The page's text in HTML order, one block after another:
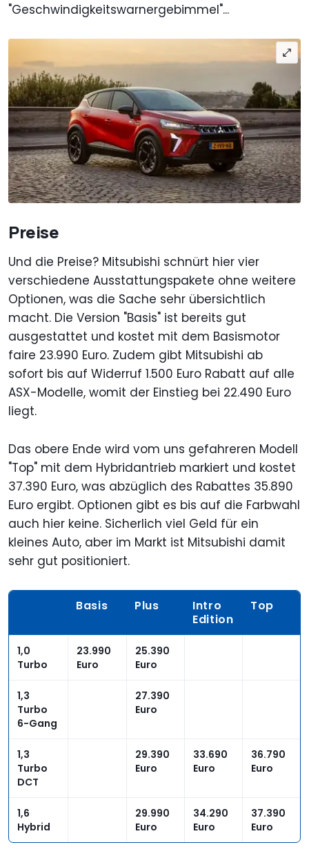
"Geschwindigkeitswarnergebimmel"...
Preise
Und die Preise? Mitsubishi schnürt hier vier
verschiedene Ausstattungspakete ohne weitere
Optionen, was die Sache sehr übersichtlich
macht. Die Version "Basis" ist bereits gut
ausgestattet und kostet mit dem Basismotor
faire 23.990 Euro. Zudem gibt Mitsubishi ab
sofort bis auf Widerruf 1.500 Euro Rabatt auf alle
ASX-Modelle, womit der Einstieg bei 22.490 Euro
liegt.
Das obere Ende wird vom uns gefahreren Modell
"Top" mit dem Hybridantrieb markiert und kostet
37.390 Euro, was abzüglich des Rabattes 35.890
Euro ergibt. Optionen gibt es bis auf die Farbwahl
auch hier keine. Sicherlich viel Geld für ein
kleines Auto, aber im Markt ist Mitsubishi damit
sehr gut positioniert.
Basis Plus
Intro
Edition
Top
1,0
Turbo
23.990
Euro
25.390
Euro
1,3
Turbo
6-Gang
27.390
Euro
1,3
Turbo
DCT
29.390
Euro
33.690
Euro
36.790
Euro
1,6
Hybrid
29.990
Euro
34.290
Euro
37.390
Euro